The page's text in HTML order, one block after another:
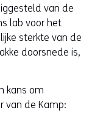
van de
lab voor het
sterkte van de
doorsnede is,
kans om
van de Kamp: